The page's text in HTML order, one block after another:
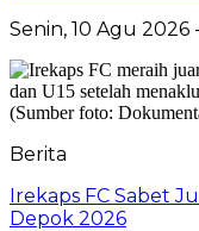
Senin, 10 Agu 2026
Berita
Irekaps FC Sabet
Depok 2026